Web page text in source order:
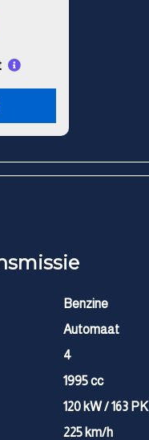
Benzine
Automaat
4
1995 cc
120 kW / 163 PK
225 km/h